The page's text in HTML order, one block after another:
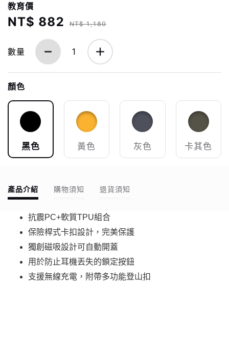
教育價
NT$ 882 NT$ 1,180
數量 1
顏色
黑色 黃色 灰色 卡其色
產品介紹 購物須知 退貨須知
抗震PC+軟質TPU組合
保險桿式卡扣設計，完美保護
獨創磁吸設計可自動開蓋
用於防止耳機丟失的鎖定按鈕
支援無線充電，附帶多功能登山扣